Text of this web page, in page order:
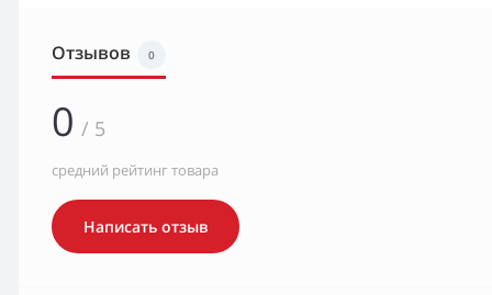
Отзывов 0
0 / 5
средний рейтинг товара
Написать отзыв